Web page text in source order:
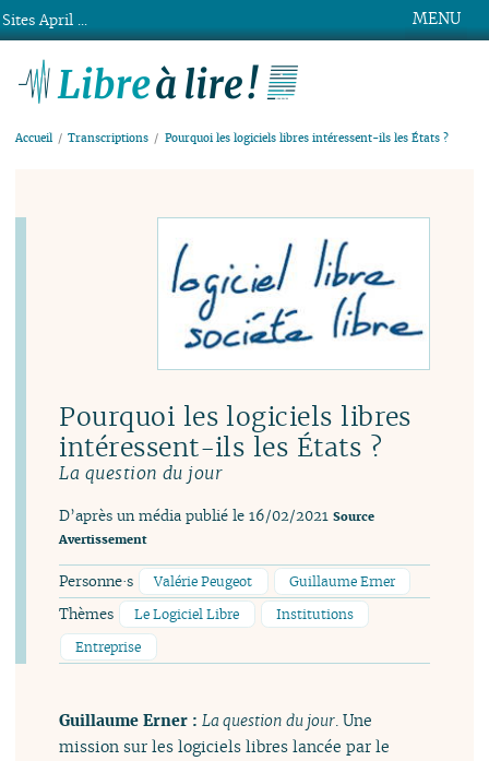
MENU
Accueil Transcriptions Pourquoi les logiciels libres intéressent-ils les États ?
Pourquoi les logiciels libres
intéressent-ils les États ?
La question du jour
D’après un média publié le 16/02/2021 Source
Avertissement
Personne·s Valérie Peugeot Guillaume Erner
Thèmes Le Logiciel Libre
Institutions
Entreprise
Guillaume Erner :La question du jour. Une
mission sur les logiciels libres lancée par le
Sites April ...